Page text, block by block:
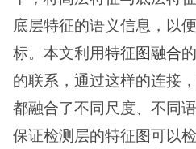
底层特征的语义信息，以
标。本文利用特征图融合
的联系，通过这样的连接
都融合了不同尺度、不同
保证检测层的特征图可以